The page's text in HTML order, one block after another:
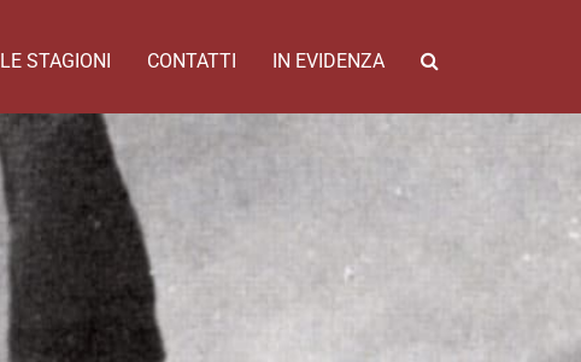
LE STAGIONI CONTATTI IN EVIDENZA